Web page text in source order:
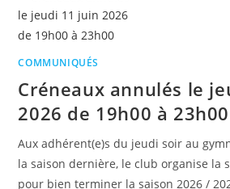
COMMUNIQUÉS
Créneaux annulés le
2026 de 19h00 à 23h00
Aux adhérent(e)s du jeudi soir au
la saison dernière, le club organise la
pour bien terminer la saison 2026 /